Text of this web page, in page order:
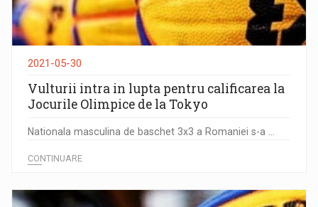
2021-05-30
Vulturii intra in lupta pentru calificarea la
Jocurile Olimpice de la Tokyo
Nationala masculina de baschet 3x3 a Romaniei s-a ...
CONTINUARE